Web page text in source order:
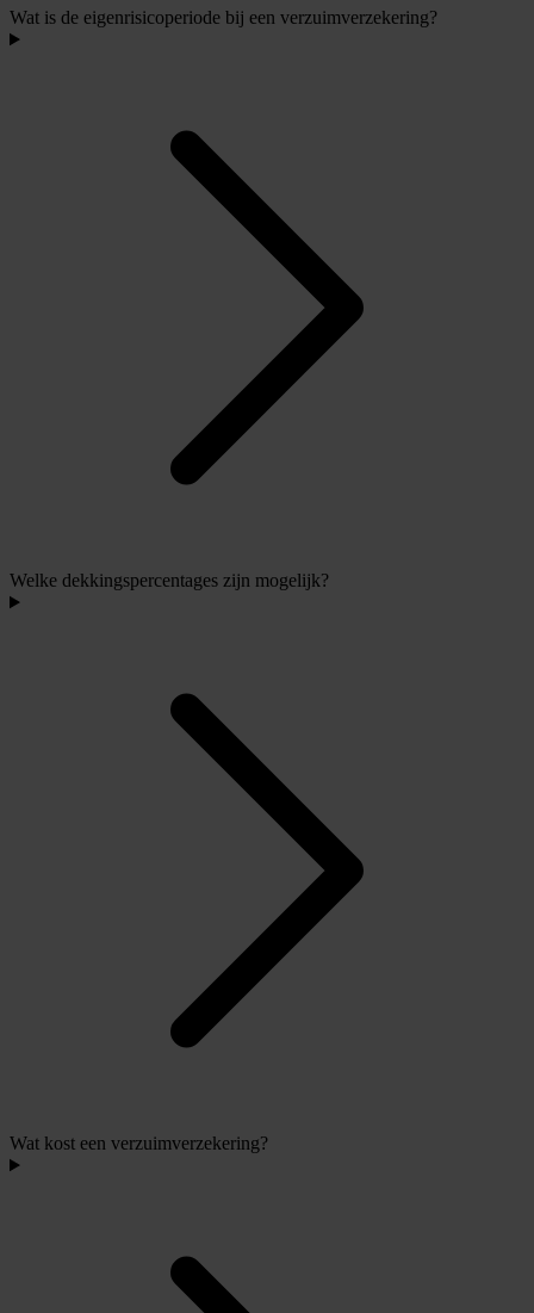
Wat is de eigenrisicoperiode bij een verzuimverzekering?
Welke dekkingspercentages zijn mogelijk?
Wat kost een verzuimverzekering?